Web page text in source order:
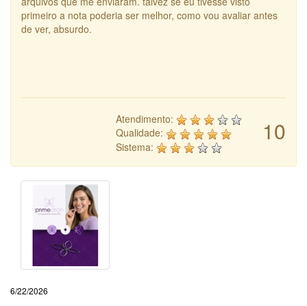
primeiro a nota poderia ser melhor, como vou avaliar antes
de ver, absurdo.
10
Atendimento:
Qualidade:
Sistema:
6/22/2026